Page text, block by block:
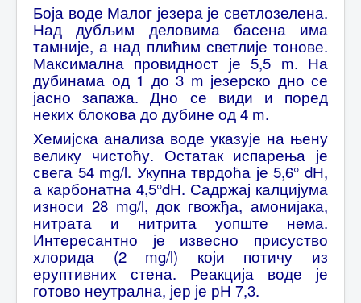
Боја воде Малог језера је светлозелена.
Над дубљим деловима басена има
тамније, а над плићим светлије тонове.
Максимална провидност је 5,5 m. На
дубинама од 1 до 3 m језерско дно се
јасно запажа. Дно се види и поред
неких блокова до дубине од 4 m.
Хемијска анализа воде указује на њену
велику чистоћу. Остатак испарења је
свега 54 mg/l. Укупна тврдоћа је 5,6° dН,
а карбонатна 4,5°dН. Садржај калцијума
износи 28 mg/l, док гвожђа, амонијака,
нитрата и нитрита уопште нема.
Интересантно је извесно присуство
хлорида (2 mg/l) који потичу из
еруптивних стена. Реакција воде је
готово неутрална, јер је рН 7,3.